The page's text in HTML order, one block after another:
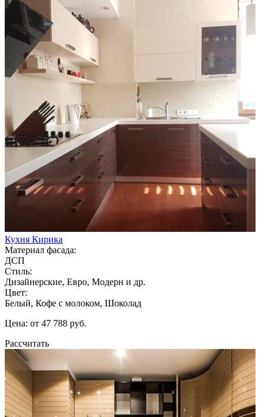
Кухня Кирика
Материал фасада:
ДСП
Стиль:
Дизайнерские, Евро, Модерн и др.
Цвет:
Белый, Кофе с молоком, Шоколад
Цена: от 47 788 руб.
Рассчитать